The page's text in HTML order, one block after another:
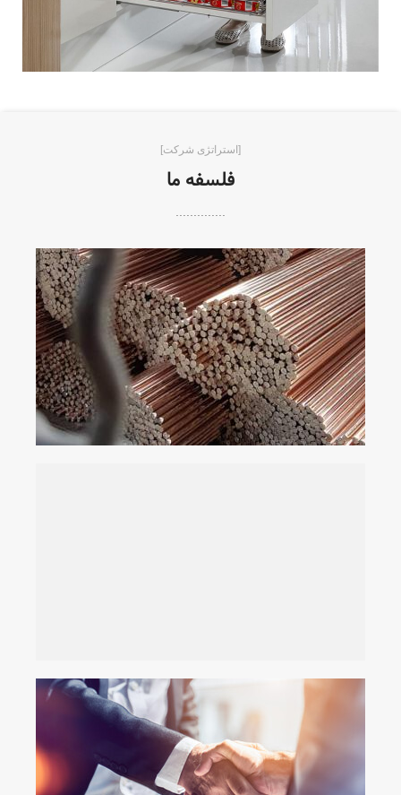
[استراتژی شرکت]
فلسفه ما
مجموعه میله متال در حوزه‌ی تولید محصولات
مفتولی کابینت آشپزخانه، دارای واحد تخصصی
طراحی صنعتی محصول است که همواره در تلاش
بوده، محصولاتی کاربردی و مقاوم را طراحی ، تولید
و ارائه دهد. لازم به ذکر است در کنار دقت ساخت
محصولات ، کیفیت بالای اجناس، هم قابل توجه می
باشد.
ارزیابی قرار می گیرد . ارزیابی و مسئولیت شرکت
چیزی فراتر از سود آن شرکت می باشد شرکت ها
دارای هدف سازمانی متفاوتی هستند اما هدف
شرکت میله متال ارزش آفرینی و جلب رضایت
مشتریان است.